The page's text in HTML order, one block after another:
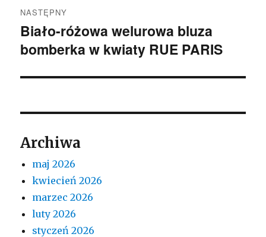
NASTĘPNY
Następny
wpis:
Biało-różowa welurowa bluza
bomberka w kwiaty RUE PARIS
Archiwa
maj 2026
kwiecień 2026
marzec 2026
luty 2026
styczeń 2026